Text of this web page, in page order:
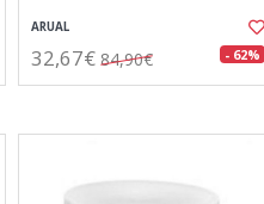
ARUAL
32,67€ 84,90€ - 62%